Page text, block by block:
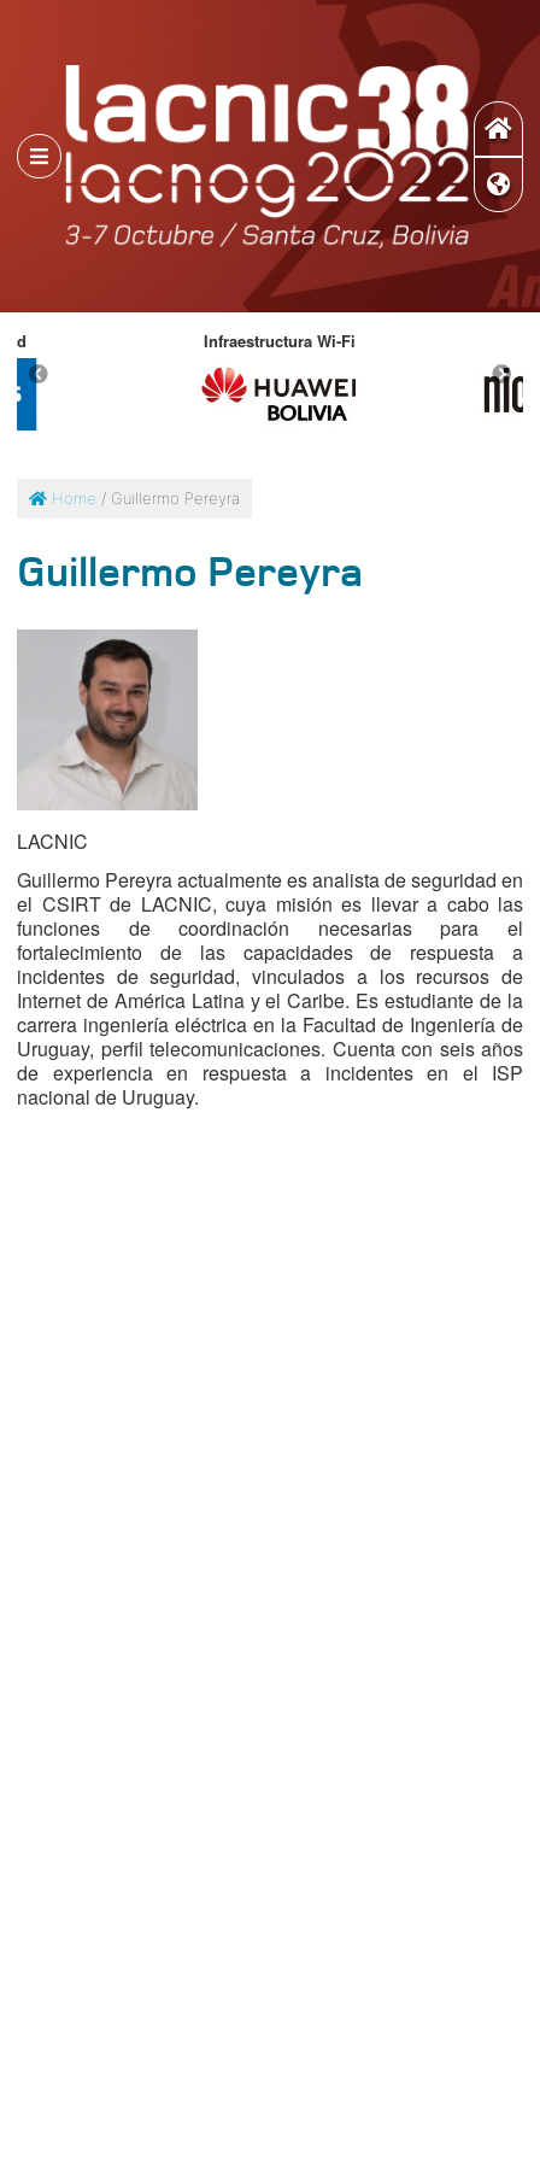
Infraestructura Wi-Fi
Home / Guillermo Pereyra
Guillermo Pereyra
LACNIC
Guillermo Pereyra actualmente es analista de seguridad en
el CSIRT de LACNIC, cuya misión es llevar a cabo las
funciones de coordinación necesarias para el
fortalecimiento de las capacidades de respuesta a
incidentes de seguridad, vinculados a los recursos de
Internet de América Latina y el Caribe. Es estudiante de la
carrera ingeniería eléctrica en la Facultad de Ingeniería de
Uruguay, perfil telecomunicaciones. Cuenta con seis años
de experiencia en respuesta a incidentes en el ISP
nacional de Uruguay.